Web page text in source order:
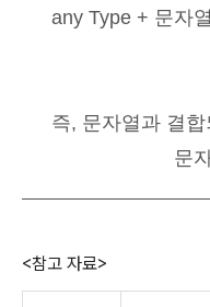
any Type + 문자
즉, 문자열과 결
문
<참고 자료>